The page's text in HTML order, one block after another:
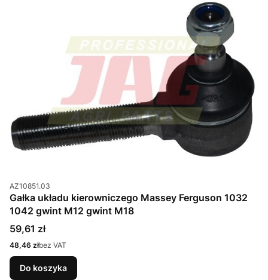
Kod produktu
AZ10851.03
Gałka układu kierowniczego Massey Ferguson 1032
1042 gwint M12 gwint M18
Cena
59,61 zł
Cena
48,46 złbez VAT
Do koszyka